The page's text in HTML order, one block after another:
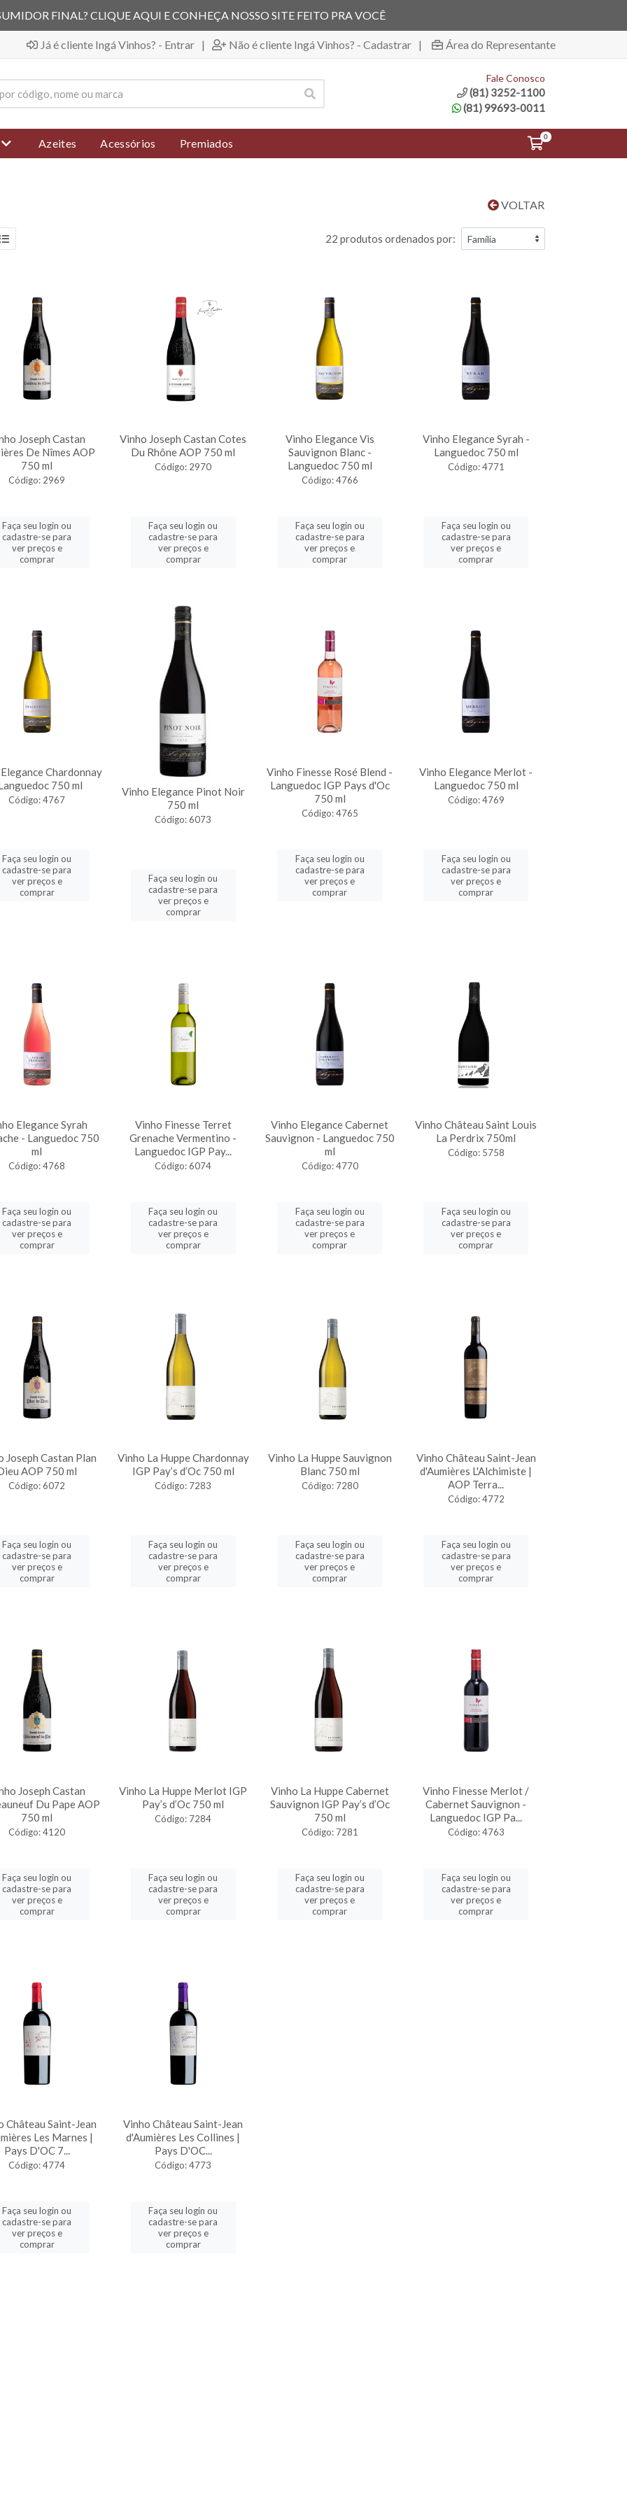
FINAL? CLIQUE AQUI E CONHEÇA NOSSO SITE FEITO PRA VOCÊ
Já é cliente Ingá Vinhos? - Entrar | Não é cliente Ingá Vinhos? - Cadastrar | Área do Representante
Fale Conosco
(81) 3252-1100
(81) 99693-0011
Azeites Acessórios Premiados
0
VOLTAR
22 produtos ordenados por:
Joseph Castan
De Nîmes AOP
750 ml
Código: 2969
Faça seu login ou
cadastre-se para
ver preços e
comprar
Vinho Joseph Castan Cotes
Du Rhône AOP 750 ml
Código: 2970
Faça seu login ou
cadastre-se para
ver preços e
comprar
Vinho Elegance Vis
Sauvignon Blanc -
Languedoc 750 ml
Código: 4766
Faça seu login ou
cadastre-se para
ver preços e
comprar
Vinho Elegance Syrah -
Languedoc 750 ml
Código: 4771
Faça seu login ou
cadastre-se para
ver preços e
comprar
Chardonnay
750 ml
Código: 4767
Faça seu login ou
cadastre-se para
ver preços e
comprar
Vinho Elegance Pinot Noir
750 ml
Código: 6073
Faça seu login ou
cadastre-se para
ver preços e
comprar
Vinho Finesse Rosé Blend -
Languedoc IGP Pays d'Oc
750 ml
Código: 4765
Faça seu login ou
cadastre-se para
ver preços e
comprar
Vinho Elegance Merlot -
Languedoc 750 ml
Código: 4769
Faça seu login ou
cadastre-se para
ver preços e
comprar
Elegance Syrah
- Languedoc 750
ml
Código: 4768
Faça seu login ou
cadastre-se para
ver preços e
comprar
Vinho Finesse Terret
Grenache Vermentino -
Languedoc IGP Pay...
Código: 6074
Faça seu login ou
cadastre-se para
ver preços e
comprar
Vinho Elegance Cabernet
Sauvignon - Languedoc 750
ml
Código: 4770
Faça seu login ou
cadastre-se para
ver preços e
comprar
Vinho Château Saint Louis
La Perdrix 750ml
Código: 5758
Faça seu login ou
cadastre-se para
ver preços e
comprar
Joseph Castan Plan
AOP 750 ml
Código: 6072
Faça seu login ou
cadastre-se para
ver preços e
comprar
Vinho La Huppe Chardonnay
IGP Pay’s d’Oc 750 ml
Código: 7283
Faça seu login ou
cadastre-se para
ver preços e
comprar
Vinho La Huppe Sauvignon
Blanc 750 ml
Código: 7280
Faça seu login ou
cadastre-se para
ver preços e
comprar
Vinho Château Saint-Jean
d'Aumières L'Alchimiste |
AOP Terra...
Código: 4772
Faça seu login ou
cadastre-se para
ver preços e
comprar
Joseph Castan
Du Pape AOP
750 ml
Código: 4120
Faça seu login ou
cadastre-se para
ver preços e
comprar
Vinho La Huppe Merlot IGP
Pay’s d’Oc 750 ml
Código: 7284
Faça seu login ou
cadastre-se para
ver preços e
comprar
Vinho La Huppe Cabernet
Sauvignon IGP Pay’s d’Oc
750 ml
Código: 7281
Faça seu login ou
cadastre-se para
ver preços e
comprar
Vinho Finesse Merlot /
Cabernet Sauvignon -
Languedoc IGP Pa...
Código: 4763
Faça seu login ou
cadastre-se para
ver preços e
comprar
Château Saint-Jean
Les Marnes |
Pays D'OC 7...
Código: 4774
Faça seu login ou
cadastre-se para
ver preços e
comprar
Vinho Château Saint-Jean
d'Aumières Les Collines |
Pays D'OC...
Código: 4773
Faça seu login ou
cadastre-se para
ver preços e
comprar